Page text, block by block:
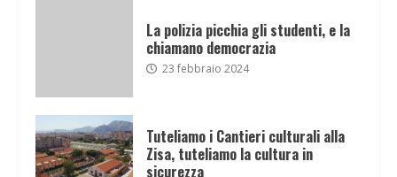
La polizia picchia gli studenti, e la
chiamano democrazia
23 febbraio 2024
Tuteliamo i Cantieri culturali alla
Zisa, tuteliamo la cultura in
sicurezza